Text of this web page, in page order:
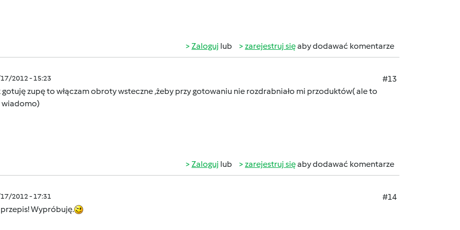
Zaloguj lub zarejestruj sięaby dodawać komentarze
2012 - 15:23
#13
gotuję zupę to włączam obroty wsteczne ,żeby przy gotowaniu nie rozdrabniało mi przoduktów( ale to
wiadomo)
Zaloguj lub zarejestruj sięaby dodawać komentarze
2012 - 17:31
#14
Wypróbuję.